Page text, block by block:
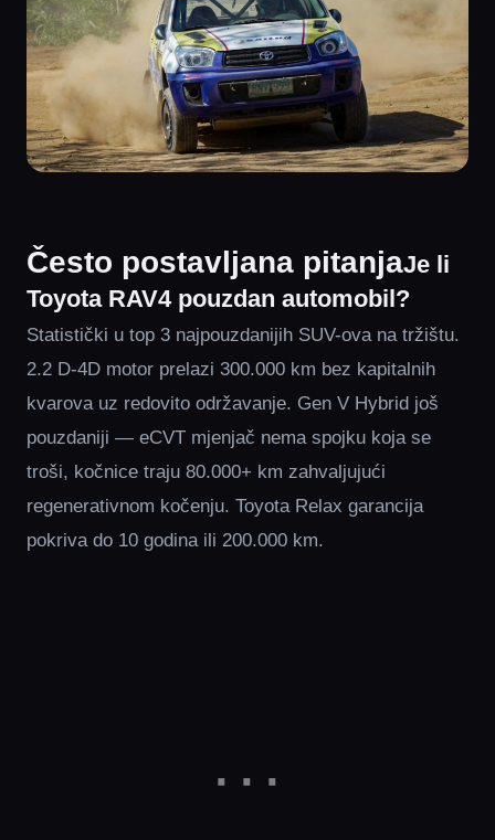
Često postavljana pitanjaJe li
Toyota RAV4 pouzdan automobil?
Statistički u top 3 najpouzdanijih SUV-ova na tržištu.
2.2 D-4D motor prelazi 300.000 km bez kapitalnih
kvarova uz redovito održavanje. Gen V Hybrid još
pouzdaniji — eCVT mjenjač nema spojku koja se
troši, kočnice traju 80.000+ km zahvaljujući
regenerativnom kočenju. Toyota Relax garancija
pokriva do 10 godina ili 200.000 km.